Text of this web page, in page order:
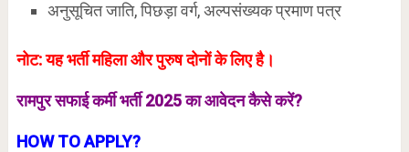
अनुसूचित जाति, पिछड़ा वर्ग, अल्पसंख्यक प्रमाण पत्र
नोट: यह भर्ती महिला और पुरुष दोनों के लिए है।
रामपुरसफाई कर्मी भर्ती 2025 का आवेदन कैसे करें?
HOW TO APPLY?